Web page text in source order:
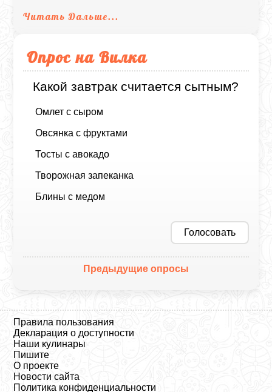
Читать Дальше...
Опрос на Вилка
Какой завтрак считается сытным?
Омлет с сыром
Овсянка с фруктами
Тосты с авокадо
Творожная запеканка
Блины с медом
Голосовать
Предыдущие опросы
Правила пользования
Декларация о доступности
Наши кулинары
Пишите
О проекте
Новости сайта
Политика конфиденциальности